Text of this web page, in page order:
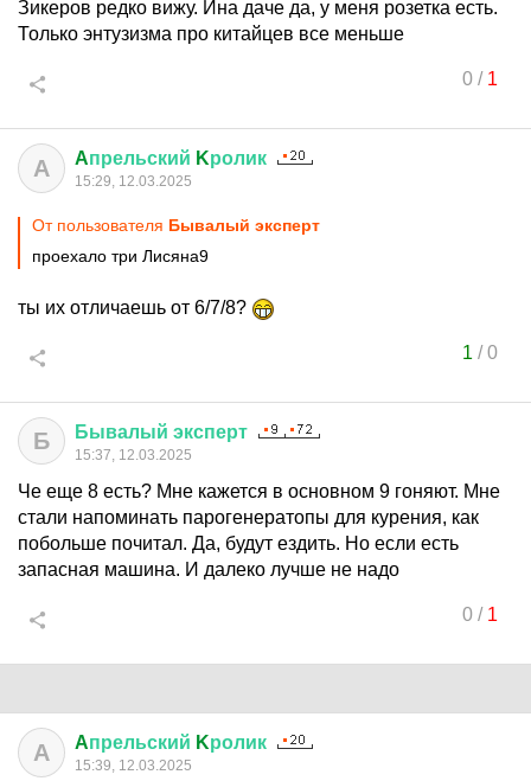
Зикеров редко вижу. Ина даче да, у меня розетка есть.
Только энтузизма про китайцев все меньше
0/ 1
A Aпрельский Kролик
15:29, 12.03.2025
От пользователя Бывалый эксперт
проехало три Лисяна9
ты их отличаешь от 6/7/8?
1 /0
Б Бывалый эксперт
15:37, 12.03.2025
Че еще 8 есть? Мне кажется в основном 9 гоняют. Мне
стали напоминать парогенератопы для курения, как
побольше почитал. Да, будут ездить. Но если есть
запасная машина. И далеко лучше не надо
0/ 1
A Aпрельский Kролик
15:39, 12.03.2025